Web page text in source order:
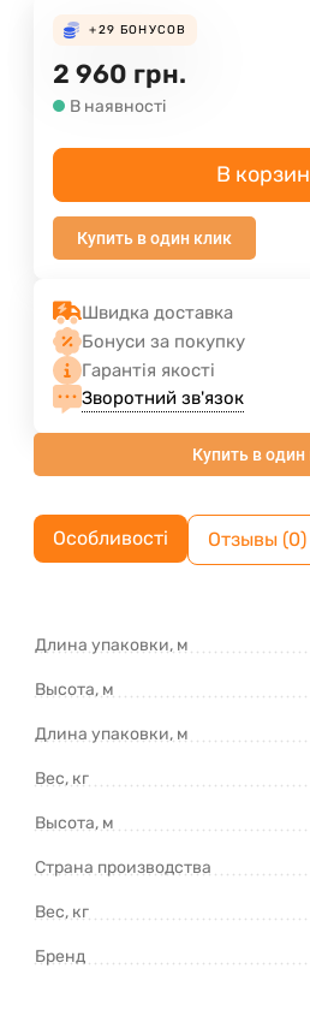
+29 БОНУСОВ
2 960 грн.
В наявності
В
Купить в один клик
Швидка доставка
Бонуси за покупку
Гарантія якості
Зворотний зв'язок
Купить в один
Особливості Отзывы (0)
Длина упаковки, м
Высота, м
Длина упаковки, м
Вес, кг
Высота, м
Страна производства
Вес, кг
Бренд